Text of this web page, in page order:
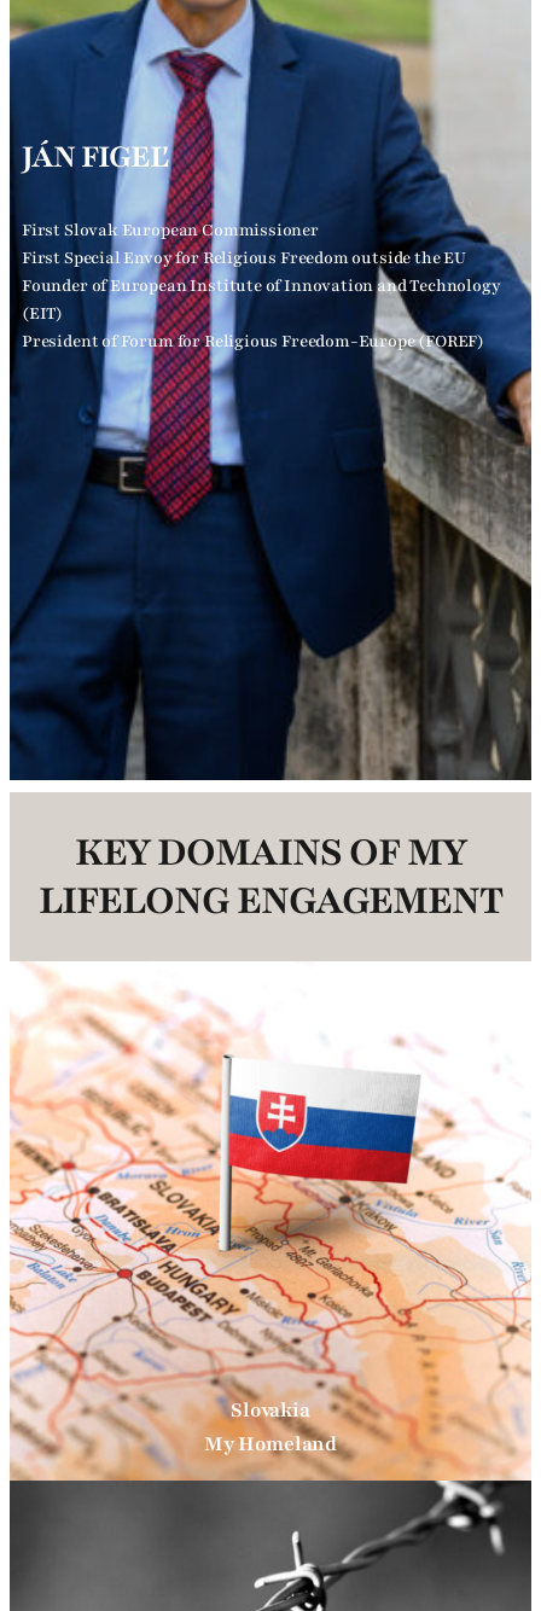
JÁN FIGEĽ
First Slovak European Commissioner
First Special Envoy for Religious Freedom outside the EU
Founder of European Institute of Innovation and Technology
(EIT)
President of Forum for Religious Freedom-Europe (FOREF)
KEY DOMAINS OF MY
LIFELONG ENGAGEMENT
Slovakia
My Homeland